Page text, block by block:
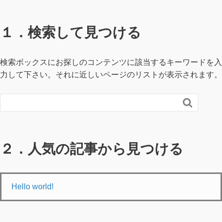
１．検索して見つける
検索ボックスにお探しのコンテンツに該当するキーワードを入
力して下さい。それに近しいページのリストが表示されます。

２．人気の記事から見つける
Hello world!